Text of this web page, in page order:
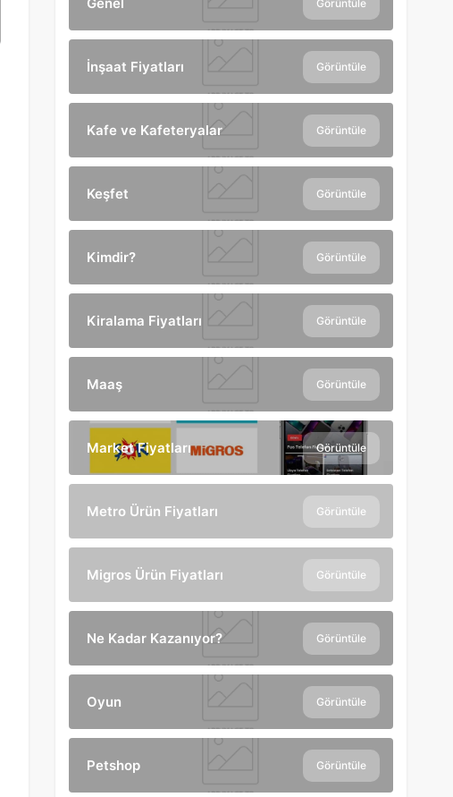
Görüntüle
İnşaat Fiyatları Görüntüle
Kafe ve Kafeteryalar Görüntüle
Keşfet Görüntüle
Kimdir? Görüntüle
Kiralama Fiyatları Görüntüle
Maaş Görüntüle
Market Fiyatları Görüntüle
Metro Ürün Fiyatları Görüntüle
Migros Ürün Fiyatları Görüntüle
Ne Kadar Kazanıyor? Görüntüle
Oyun Görüntüle
Petshop Görüntüle